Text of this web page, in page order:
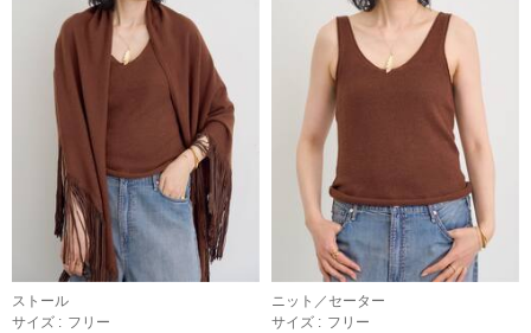
ストール
サイズ : フリー
ニット／セーター
サイズ : フリー